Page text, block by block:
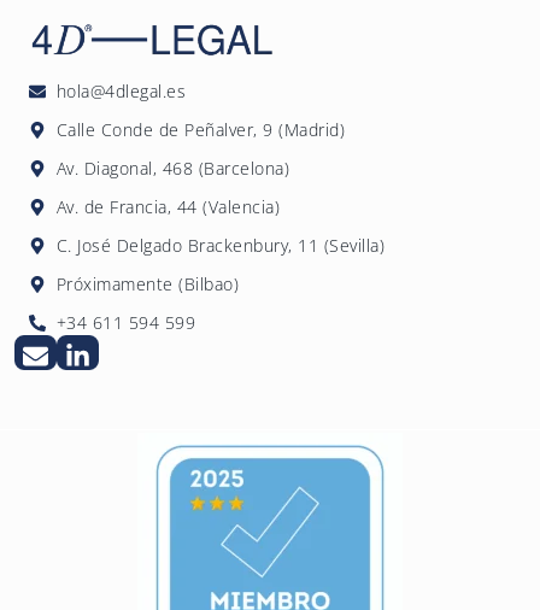
los estándares ESRS y un plazo de entrada en
vigor posterior. 4DLegal asesora también a
pymes que quieran elaborar voluntariamente
públicas que valoran criterios ESG, mejoran
su reputación ante clientes y empleados,
reducen riesgos regulatorios futuros y
pueden identificar oportunidades de
reducción de su impacto ambiental.
hola@4dlegal.es
Calle Conde de Peñalver, 9 (Madrid)
Av. Diagonal, 468 (Barcelona)
Av. de Francia, 44 (Valencia)
C. José Delgado Brackenbury, 11 (Sevilla)
Próximamente (Bilbao)
+34 611 594 599